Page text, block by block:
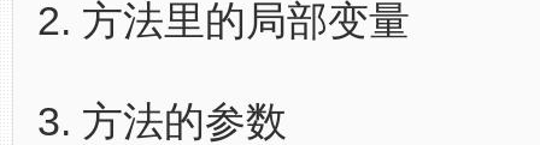
2. 方法里的局部变量
3. 方法的参数